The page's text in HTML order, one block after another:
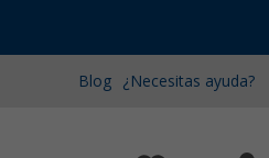
Blog ¿Necesitas ayuda?